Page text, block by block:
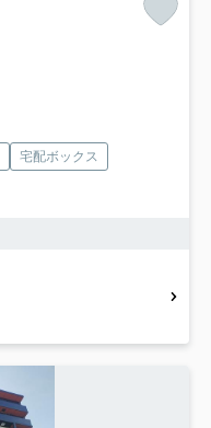
宅配ボックス